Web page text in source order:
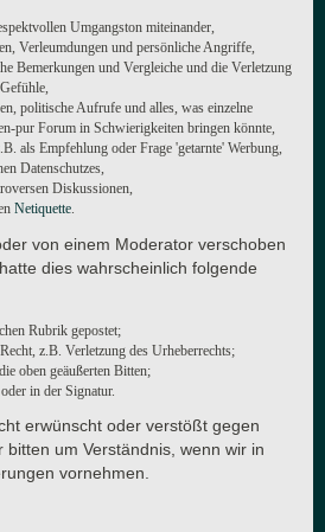
Umgangston miteinander,
Verleumdungen und persönliche Angriffe,
Bemerkungen und Vergleiche und die Verletzung
politische Aufrufe und alles, was einzelne
pur Forum in Schwierigkeiten bringen könnte,
als Empfehlung oder Frage 'getarnte' Werbung,
Datenschutzes,
Diskussionen,
Netiquette.
von einem Moderator verschoben
dies wahrscheinlich folgende
Rubrik gepostet;
z.B. Verletzung des Urheberrechts;
oben geäußerten Bitten;
in der Signatur.
erwünscht oder verstößt gegen
um Verständnis, wenn wir in
vornehmen.